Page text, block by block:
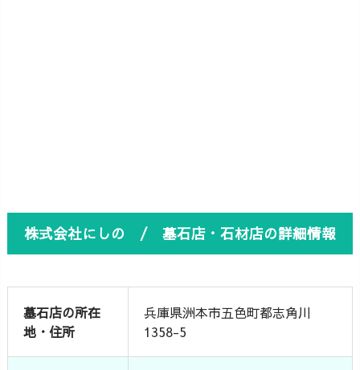
株式会社にしの / 墓石店・石材店の詳細情報
墓石店の所在
地・住所
兵庫県洲本市五色町都志角川
1358-5